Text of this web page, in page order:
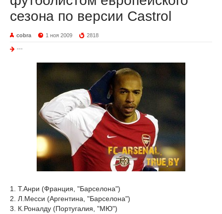
сезона по версии Castrol
cobra 1 ноя 2009 2818
---
1. Т.Анри (Франция, "Барселона")
2. Л.Месси (Аргентина, "Барселона")
3. К.Роналду (Португалия, "МЮ")